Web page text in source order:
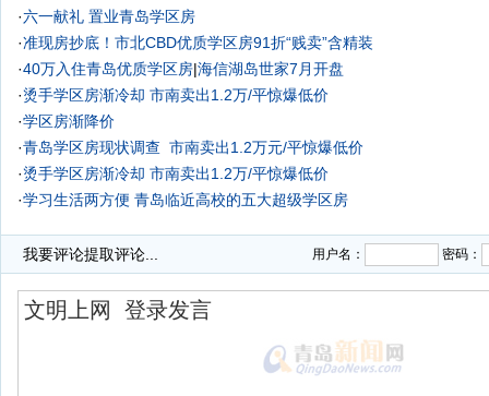
·六一献礼 置业青岛学区房
·准现房抄底！市北CBD优质学区房91折“贱卖”含精装
·40万入住青岛优质学区房|海信湖岛世家7月开盘
·烫手学区房渐冷却 市南卖出1.2万/平惊爆低价
·学区房渐降价
·青岛学区房现状调查 市南卖出1.2万元/平惊爆低价
·烫手学区房渐冷却 市南卖出1.2万/平惊爆低价
·学习生活两方便 青岛临近高校的五大超级学区房
我要评论提取评论... 用户名： 密码：